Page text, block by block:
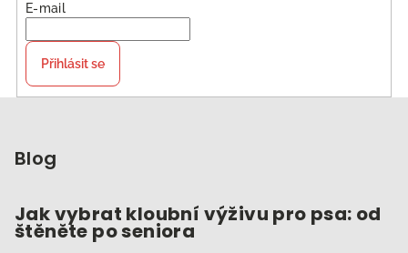
E-mail
Přihlásit se
Blog
Jak vybrat kloubní výživu pro psa: od
štěněte po seniora